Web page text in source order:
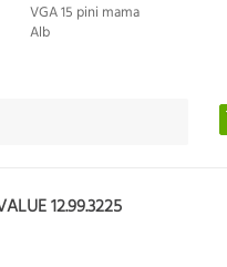
VGA 15 pini mama
Alb
12.99.3225